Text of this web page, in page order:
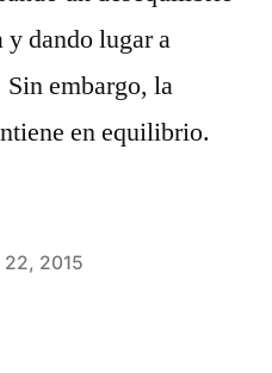
y dando lugar a
Sin embargo, la
en equilibrio.
22, 2015